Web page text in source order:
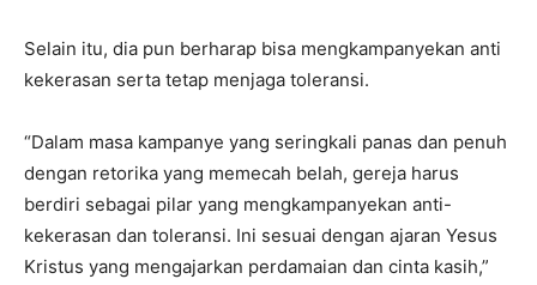
Selain itu, dia pun berharap bisa mengkampanyekan anti
kekerasan serta tetap menjaga toleransi.
“Dalam masa kampanye yang seringkali panas dan penuh
dengan retorika yang memecah belah, gereja harus
berdiri sebagai pilar yang mengkampanyekan anti-
kekerasan dan toleransi. Ini sesuai dengan ajaran Yesus
Kristus yang mengajarkan perdamaian dan cinta kasih,”